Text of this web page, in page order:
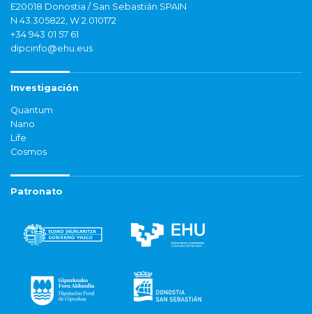
E20018 Donostia / San Sebastián SPAIN
N 43.305822, W 2.010172
+34 943 01 57 61
dipcinfo@ehu.eus
Investigación
Quantum
Nano
Life
Cosmos
Patronato